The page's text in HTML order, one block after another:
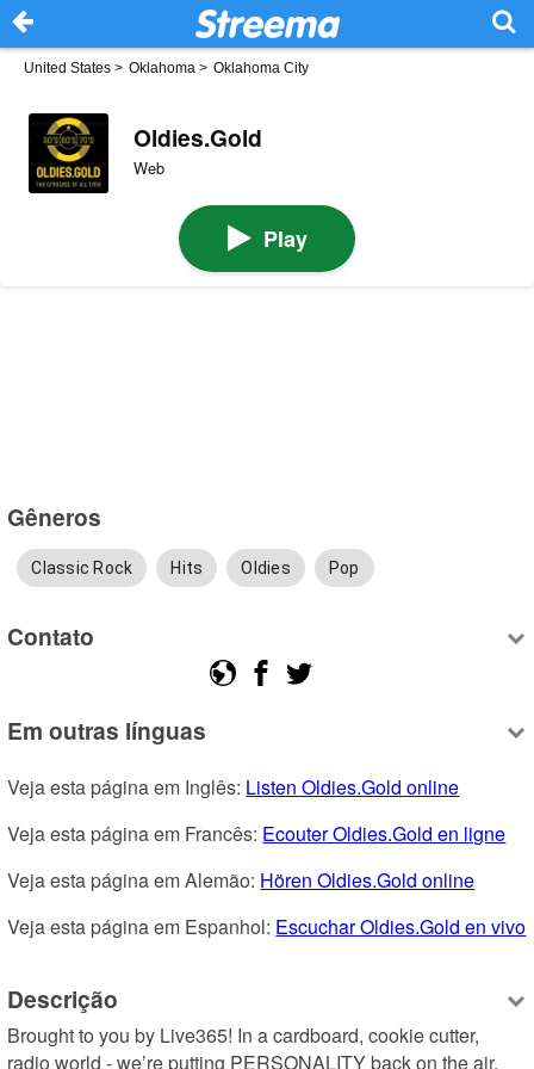
United States > Oklahoma > Oklahoma City
Oldies.Gold
Web
Play
Gêneros
Classic Rock Hits Oldies Pop
Contato
Em outras línguas
Veja esta página em Inglês: Listen Oldies.Gold online
Veja esta página em Francês: Ecouter Oldies.Gold en ligne
Veja esta página em Alemão: Hören Oldies.Gold online
Veja esta página em Espanhol: Escuchar Oldies.Gold en vivo
Descrição
Brought to you by Live365! In a cardboard, cookie cutter,
radio world - we’re putting PERSONALITY back on the air.